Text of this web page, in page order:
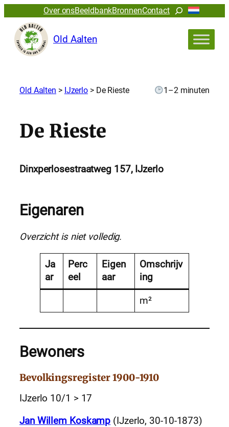
Over onsBeeldbankBronnenContactZoeken
Old Aalten
Old Aalten > IJzerlo > De Rieste 1–2 minuten
De Rieste
Dinxperlosestraatweg 157, IJzerlo
Eigenaren
Overzicht is niet volledig.
Ja
ar
Perc
eel
Eigen
aar
Omschrijv
ing
m²
Bewoners
Bevolkingsregister 1900-1910
IJzerlo 10/1 > 17
Jan Willem Koskamp (IJzerlo, 30-10-1873)